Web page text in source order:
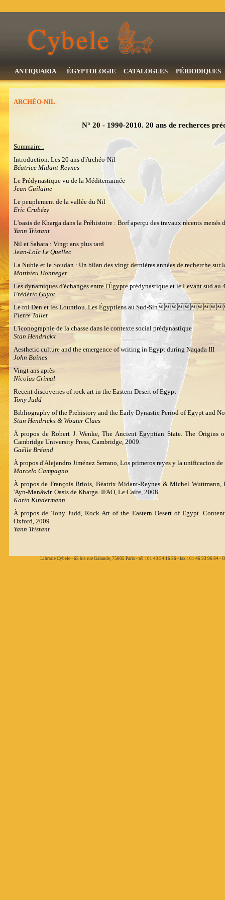
ANTIQUARIA ÉGYPTOLOGIE CATALOGUES PÉRIODIQUES
ARCHÉO-NIL
N° 20 - 1990-2010. 20 ans de recherces
Sommaire :
Introduction. Les 20 ans d'Archéo-Nil
Béatrice Midant-Reynes
Le Prédynastique vu de la Méditerrannée
Jean Guilaine
Le peuplement de la vallée du Nil
Eric Crubézy
L'oasis de Kharga dans la Préhistoire : Bref aperçu des travaux récents menés
Yann Tristant
Nil et Sahara : Vingt ans plus tard
Jean-Loïc Le Quellec
La Nubie et le Soudan : Un bilan des vingt dernières années de recherche sur
Matthieu Honneger
Les dynamiques d'échanges entre l'Égypte prédynastique et le Levant sud au
Frédéric Guyot
Le roi Den et les Lountiou. Les Égyptiens au Sud-Sin
Pierre Tallet
L'iconographie de la chasse dans le contexte social prédynastique
Stan Hendrickx
Aesthetic culture and the emergence of writing in Egypt during Naqada III
John Baines
Vingt ans après
Nicolas Grimal
Recent discoveries of rock art in the Eastern Desert of Egypt
Tony Judd
Bibliography of the Prehistory and the Early Dynastic Period of Egypt and
Stan Hendrickx & Wouter Claes
À propos de Robert J. Wenke, The Ancient Egyptian State. The Origins
Cambridge University Press, Cambridge, 2009.
Gaëlle Bréand
À propos d'Alejandro Jiménez Serrano, Los primeros reyes y la unificacion
Marcelo Campagno
À propos de François Briois, Béatrix Midant-Reynes & Michel
'Ayn-Manâwir. Oasis de Kharga. IFAO, Le Caire, 2008.
Karin Kindermann
À propos de Tony Judd, Rock Art of the Eastern Desert of Egypt.
Oxford, 2009.
Yann Tristant
Librarie Cybele - 65 bis rue Galande, 75005 Paris - tél : 01 43 54 16 26 - fax : 01 46 33 96 84